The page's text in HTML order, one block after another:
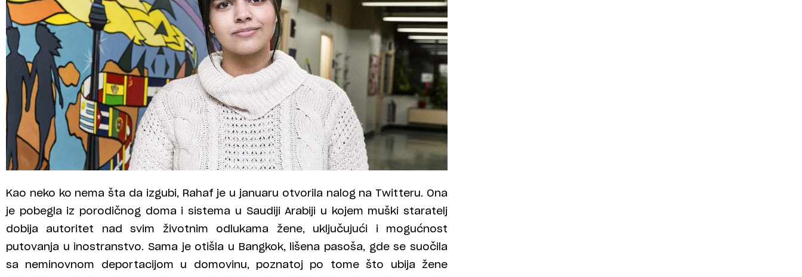
Kao neko ko nema šta da izgubi, Rahaf je u januaru otvorila nalog na Twitteru. Ona
je pobegla iz porodičnog doma i sistema u Saudiji Arabiji u kojem muški staratelj
dobija autoritet nad svim životnim odlukama žene, uključujući i mogućnost
putovanja u inostranstvo. Sama je otišla u Bangkok, lišena pasoša, gde se suočila
sa neminovnom deportacijom u domovinu, poznatoj po tome što ubija žene